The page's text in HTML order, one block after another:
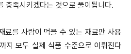
충족시키겠다는 것으로 풀이됩니다.
료를 사람이 먹을 수 있는 재료만 사용
지 모두 실제 식품 수준으로 이뤄진다